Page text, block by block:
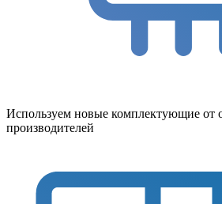
Используем новые комплектующие от
производителей